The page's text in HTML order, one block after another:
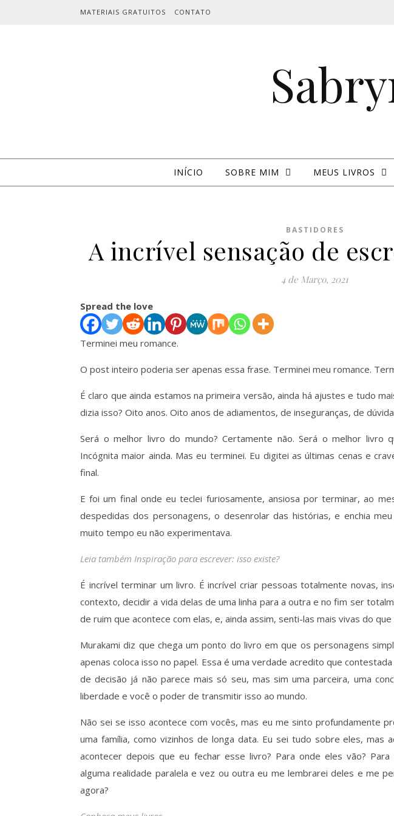
MATERIAIS GRATUITOS CONTATO
INÍCIO SOBRE MIM MEUS LIVROS
BASTIDORES
A incrível sensação de
4 de Março, 2021
Spread the love
Terminei meu romance.
O post inteiro poderia ser apenas essa frase. Terminei meu romance.
É claro que ainda estamos na primeira versão, ainda há ajustes e tudo
dizia isso? Oito anos. Oito anos de adiamentos, de inseguranças, de
Será o melhor livro do mundo? Certamente não. Será o melhor livro
Incógnita maior ainda. Mas eu terminei. Eu digitei as últimas cenas e
final.
E foi um final onde eu teclei furiosamente, ansiosa por terminar, ao
despedidas dos personagens, o desenrolar das histórias, e enchia
muito tempo eu não experimentava.
Leia também Inspiração para escrever: isso existe?
É incrível terminar um livro. É incrível criar pessoas totalmente novas,
contexto, decidir a vida delas de uma linha para a outra e no fim ser
de ruim que acontece com elas, e, ainda assim, senti-las mais vivas do
Murakami diz que chega um ponto do livro em que os personagens
apenas coloca isso no papel. Essa é uma verdade acredito que
de decisão já não parece mais só seu, mas sim uma parceira, uma
liberdade e você o poder de transmitir isso ao mundo.
Não sei se isso acontece com vocês, mas eu me sinto profundamente
uma família, como vizinhos de longa data. Eu sei tudo sobre eles, mas
acontecer depois que eu fechar esse livro? Para onde eles vão?
alguma realidade paralela e vez ou outra eu me lembrarei deles e me
agora?